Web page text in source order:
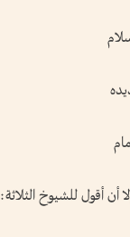
أن أقول للشيوخ الثلاثة: